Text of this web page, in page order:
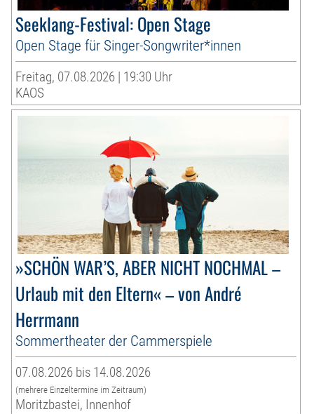
Seeklang-Festival: Open Stage
Open Stage für Singer-Songwriter*innen
Freitag, 07.08.2026 | 19:30 Uhr
KAOS
»SCHÖN WAR’S, ABER NICHT NOCHMAL –
Urlaub mit den Eltern« – von André
Herrmann
Sommertheater der Cammerspiele
07.08.2026 bis 14.08.2026
(mehrere Einzeltermine im Zeitraum)
Moritzbastei, Innenhof